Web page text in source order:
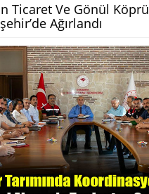
Ticaret Ve Gönül
Ağırlandı